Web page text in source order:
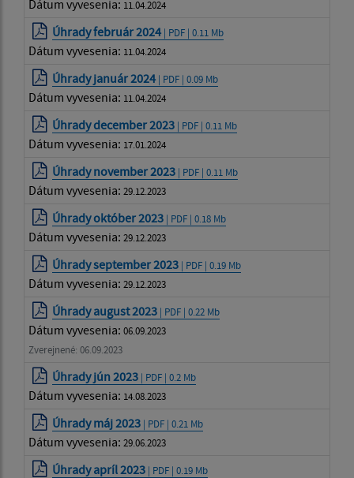
Dátum vyvesenia: 11.04.2024
Úhrady február 2024 | PDF | 0.11 Mb
Dátum vyvesenia: 11.04.2024
Úhrady január 2024 | PDF | 0.09 Mb
Dátum vyvesenia: 11.04.2024
Úhrady december 2023 | PDF | 0.11 Mb
Dátum vyvesenia: 17.01.2024
Úhrady november 2023 | PDF | 0.11 Mb
Dátum vyvesenia: 29.12.2023
Úhrady október 2023 | PDF | 0.18 Mb
Dátum vyvesenia: 29.12.2023
Úhrady september 2023 | PDF | 0.19 Mb
Dátum vyvesenia: 29.12.2023
Úhrady august 2023 | PDF | 0.22 Mb
Dátum vyvesenia: 06.09.2023
Zverejnené: 06.09.2023
Úhrady jún 2023 | PDF | 0.2 Mb
Dátum vyvesenia: 14.08.2023
Úhrady máj 2023 | PDF | 0.21 Mb
Dátum vyvesenia: 29.06.2023
Úhrady apríl 2023 | PDF | 0.19 Mb